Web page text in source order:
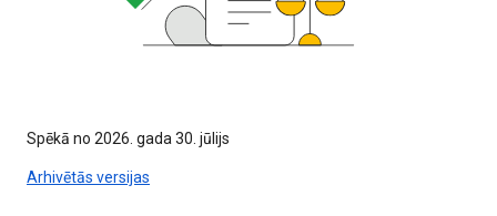
Spēkā no 2026. gada 30. jūlijs
Arhivētās versijas